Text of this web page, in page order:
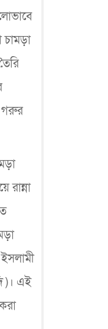
গরুর
রান্না
)। এই